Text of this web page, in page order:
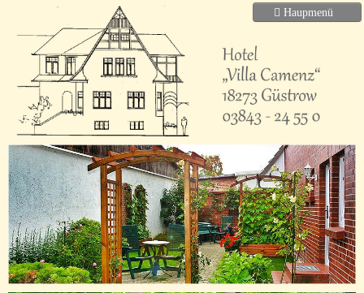
Home
Unser Haus
Hotelzimmer
Ferienwohnungen
Preise
Anreise
Angebote